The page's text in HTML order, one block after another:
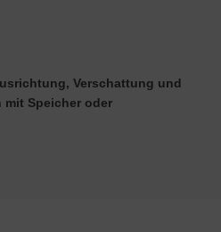
Verschattung und
Speicher oder